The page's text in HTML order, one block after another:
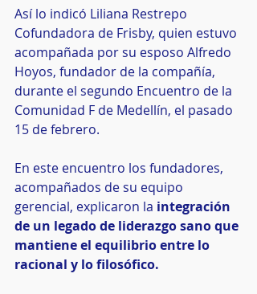
Así lo indicó Liliana Restrepo
Cofundadora de Frisby, quien estuvo
acompañada por su esposo Alfredo
Hoyos, fundador de la compañía,
durante el segundo Encuentro de la
Comunidad F de Medellín, el pasado
15 de febrero.
En este encuentro los fundadores,
acompañados de su equipo
gerencial, explicaron la integración
de un legado de liderazgo sano que
mantiene el equilibrio entre lo
racional y lo filosófico.